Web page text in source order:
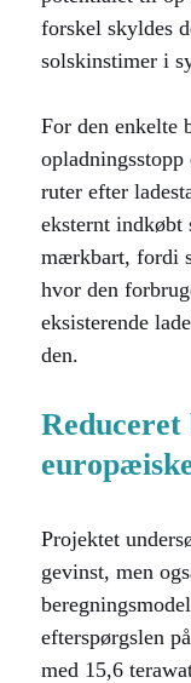
forskel skyldes
solskinstimer i
For den enkelte
ruter efter
eksternt
mærkbart, fordi
hvor den
eksisterende
den.
Reduceret
Projektet
gevinst, men
efterspørgslen
med 15,6